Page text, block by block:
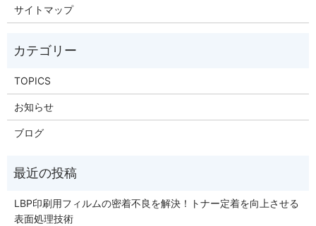
サイトマップ
TOPICS
お知らせ
ブログ
LBP印刷用フィルムの密着不良を解決！トナー定着を向上させる
表面処理技術